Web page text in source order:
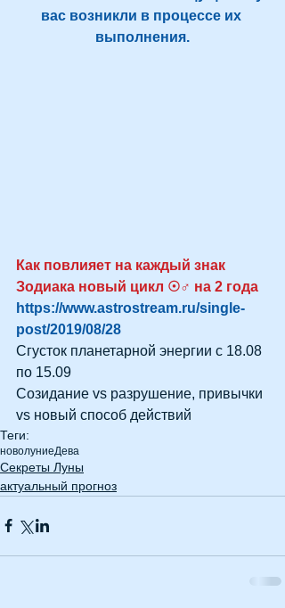
вас возникли в процессе их
выполнения.
Как повлияет на каждый знак
Зодиака новый цикл ☉♂ на 2 года
https://www.astrostream.ru/single-
post/2019/08/28
Сгусток планетарной энергии с 18.08
по 15.09
Созидание vs разрушение, привычки
vs новый способ действий
Теги:
новолуниеДева
Секреты Луны
актуальный прогноз